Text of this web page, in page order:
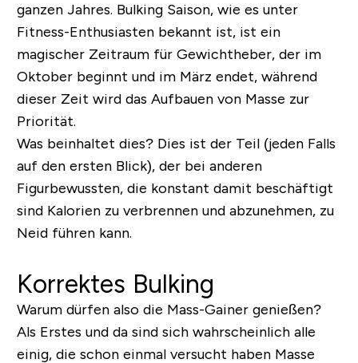
ganzen Jahres. Bulking Saison, wie es unter
Fitness-Enthusiasten bekannt ist, ist ein
magischer Zeitraum für Gewichtheber, der im
Oktober beginnt und im März endet, während
dieser Zeit wird das Aufbauen von Masse zur
Priorität.
Was beinhaltet dies? Dies ist der Teil (jeden Falls
auf den ersten Blick), der bei anderen
Figurbewussten, die konstant damit beschäftigt
sind Kalorien zu verbrennen und abzunehmen, zu
Neid führen kann.
Korrektes Bulking
Warum dürfen also die Mass-Gainer genießen?
Als Erstes und da sind sich wahrscheinlich alle
einig, die schon einmal versucht haben Masse